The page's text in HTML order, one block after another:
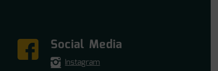
Social Media
Instagram